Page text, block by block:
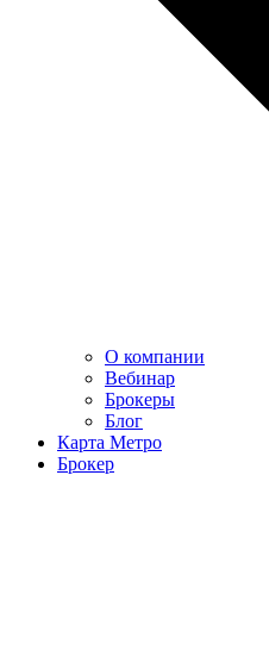
О компании
Вебинар
Брокеры
Блог
Карта Метро
Брокер